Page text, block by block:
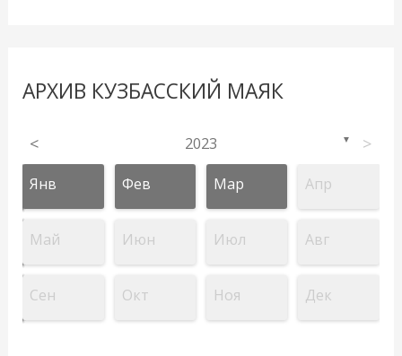
АРХИВ КУЗБАССКИЙ МАЯК
< 2023 ▼ >
Янв Фев Мар Апр
Май Июн Июл Авг
Сен Окт Ноя Дек